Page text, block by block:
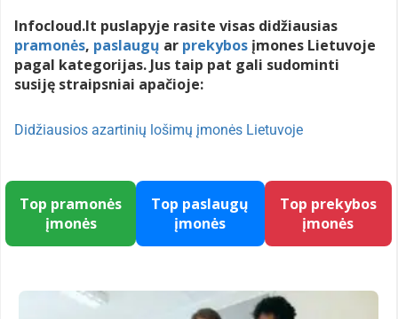
Infocloud.lt puslapyje rasite visas didžiausias
pramonės, paslaugų ar prekybos įmones Lietuvoje
pagal kategorijas. Jus taip pat gali sudominti
susiję straipsniai apačioje:
Didžiausios azartinių lošimų įmonės Lietuvoje
Top pramonės
įmonės
Top paslaugų
įmonės
Top prekybos
įmonės